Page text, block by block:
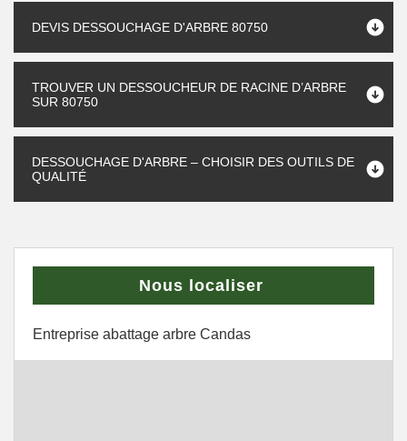
DEVIS DESSOUCHAGE D'ARBRE 80750
TROUVER UN DESSOUCHEUR DE RACINE D’ARBRE
SUR 80750
DESSOUCHAGE D'ARBRE – CHOISIR DES OUTILS DE
QUALITÉ
Nous localiser
Entreprise abattage arbre Candas